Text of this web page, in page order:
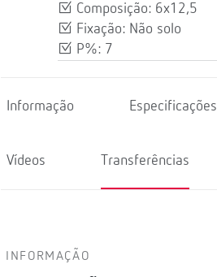
Composição: 6x12,5
Fixação: Não solo
P%: 7
Informação Especificações
Vídeos Transferências
INFORMAÇÃO